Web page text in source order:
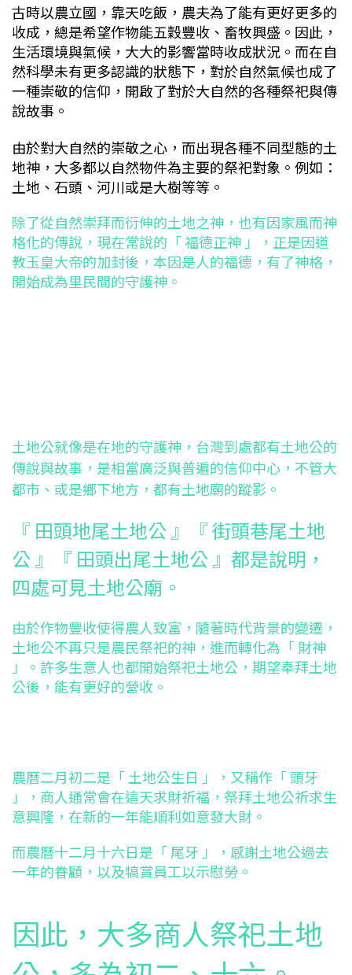
古時以農立國，靠天吃飯，農夫為了能有更好更多的
收成，總是希望作物能五穀豐收、畜牧興盛。因此，
生活環境與氣候，大大的影響當時收成狀況。而在自
然科學未有更多認識的狀態下，對於自然氣候也成了
一種崇敬的信仰，開啟了對於大自然的各種祭祀與傳
說故事。
由於對大自然的崇敬之心，而出現各種不同型態的土
地神，大多都以自然物件為主要的祭祀對象。例如：
土地、石頭、河川或是大樹等等。
除了從自然崇拜而衍伸的土地之神，也有因家風而神
格化的傳說，現在常說的「 福德正神 」，正是因道
教玉皇大帝的加封後，本因是人的福德，有了神格，
開始成為里民間的守護神。
土地公就像是在地的守護神，台灣到處都有土地公的
傳說與故事，是相當廣泛與普遍的信仰中心，不管大
都市、或是鄉下地方，都有土地廟的蹤影。
『 田頭地尾土地公 』『 街頭巷尾土地
公 』『 田頭出尾土地公 』都是說明，
四處可見土地公廟。
由於作物豐收使得農人致富，隨著時代背景的變遷，
土地公不再只是農民祭祀的神，進而轉化為「 財神
」。 許多生意人也都開始祭祀土地公，期望奉拜土地
公後，能有更好的營收。
農曆二月初二是「 土地公生日 」，又稱作「 頭牙
」，商人通常會在這天求財祈福，祭拜土地公祈求生
意興隆，在新的一年能順利如意發大財。
而農曆十二月十六日是「 尾牙 」，感謝土地公過去
一年的眷顧，以及犒賞員工以示慰勞。
因此，大多商人祭祀土地